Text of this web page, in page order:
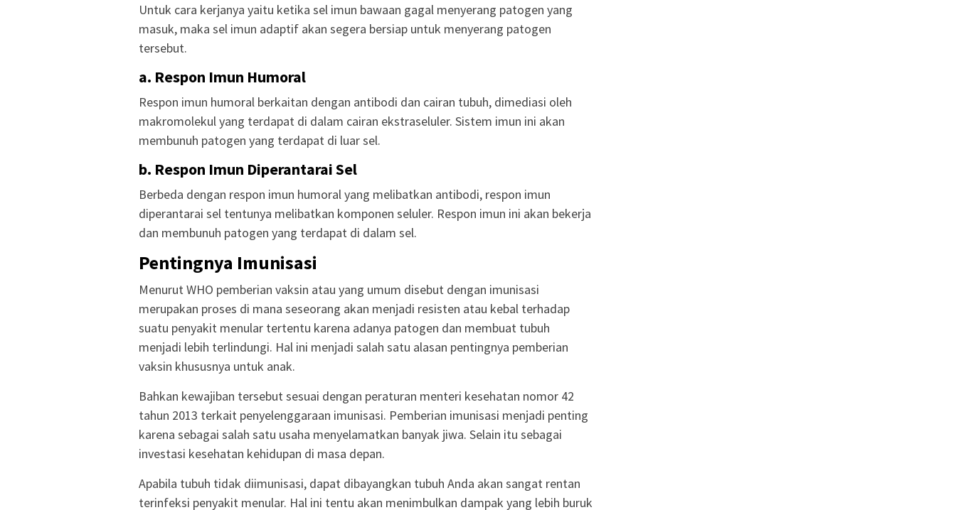
Untuk cara kerjanya yaitu ketika sel imun bawaan gagal menyerang patogen yang
masuk, maka sel imun adaptif akan segera bersiap untuk menyerang patogen
tersebut.
a. Respon Imun Humoral
Respon imun humoral berkaitan dengan antibodi dan cairan tubuh, dimediasi oleh
makromolekul yang terdapat di dalam cairan ekstraseluler. Sistem imun ini akan
membunuh patogen yang terdapat di luar sel.
b. Respon Imun Diperantarai Sel
Berbeda dengan respon imun humoral yang melibatkan antibodi, respon imun
diperantarai sel tentunya melibatkan komponen seluler. Respon imun ini akan bekerja
dan membunuh patogen yang terdapat di dalam sel.
Pentingnya Imunisasi
Menurut WHO pemberian vaksin atau yang umum disebut dengan imunisasi
merupakan proses di mana seseorang akan menjadi resisten atau kebal terhadap
suatu penyakit menular tertentu karena adanya patogen dan membuat tubuh
menjadi lebih terlindungi. Hal ini menjadi salah satu alasan pentingnya pemberian
vaksin khususnya untuk anak.
Bahkan kewajiban tersebut sesuai dengan peraturan menteri kesehatan nomor 42
tahun 2013 terkait penyelenggaraan imunisasi. Pemberian imunisasi menjadi penting
karena sebagai salah satu usaha menyelamatkan banyak jiwa. Selain itu sebagai
investasi kesehatan kehidupan di masa depan.
Apabila tubuh tidak diimunisasi, dapat dibayangkan tubuh Anda akan sangat rentan
terinfeksi penyakit menular. Hal ini tentu akan menimbulkan dampak yang lebih buruk